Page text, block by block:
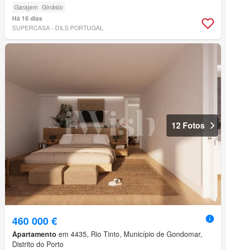
Garajem Ginásio
Há 16 dias
SUPERCASA - DILS PORTUGAL
12 Fotos
460 000 €
Apartamento em 4435, Rio Tinto, Município de Gondomar,
Distrito do Porto